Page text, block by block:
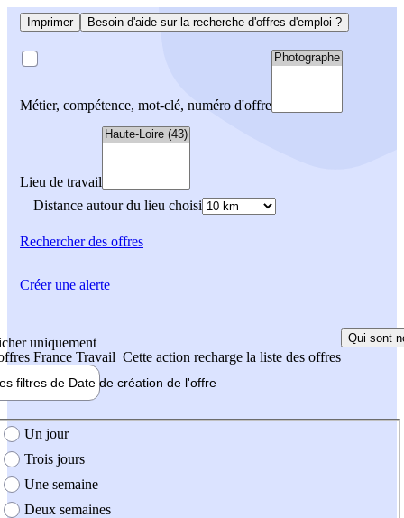
Imprimer Besoin d'aide sur la recherche d'offres d'emploi ?
Métier, compétence, mot-clé, numéro d'offre
Lieu de travail
Distance autour du lieu choisi
Rechercherdes offres
uniquement
France Travail Cette action recharge la liste des offres
Qui sont
filtres de Date de création de l'offre
création de l'offre
Un jour
Trois jours
Une semaine
Deux semaines
Créer une alerte